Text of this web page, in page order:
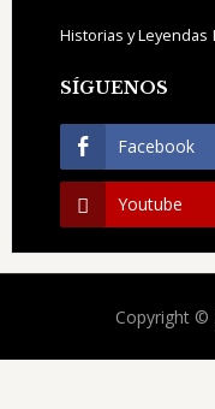
Historias y Leyendas
SÍGUENOS
Facebook
Youtube
Copyright ©